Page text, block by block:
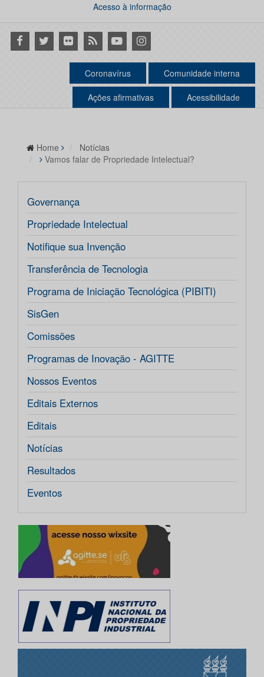
Acesso à informação
Facebook
Twitter Flickr RSS YoutubeInstagram
Coronavírus Comunidade interna
Ações afirmativas Acessibilidade
Home
Notícias
Vamos falar de Propriedade Intelectual?
Governança
Propriedade Intelectual
Notifique sua Invenção
Transferência de Tecnologia
Programa de Iniciação Tecnológica (PIBITI)
SisGen
Comissões
Programas de Inovação - AGITTE
Nossos Eventos
Editais Externos
Editais
Notícias
Resultados
Eventos